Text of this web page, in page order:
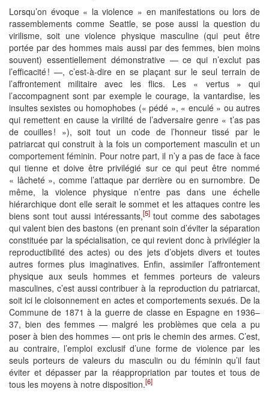
Lorsqu’on évoque « la violence » en manifestations ou lors de
rassemblements comme Seattle, se pose aussi la question du
virilisme, soit une violence physique masculine (qui peut être
portée par des hommes mais aussi par des femmes, bien moins
souvent) essentiellement démonstrative — ce qui n’exclut pas
l’efficacité ! —, c’est-à-dire en se plaçant sur le seul terrain de
l’affrontement militaire avec les flics. Les « vertus » qui
l’accompagnent sont par exemple le courage, la vantardise, les
insultes sexistes ou homophobes (« pédé », « enculé » ou autres
qui remettent en cause la virilité de l’adversaire genre « t’as pas
de couilles ! »), soit tout un code de l’honneur tissé par le
patriarcat qui construit à la fois un comportement masculin et un
comportement féminin. Pour notre part, il n’y a pas de face à face
qui tienne et doive être privilégié sur ce qui peut être nommé
« lâcheté », comme l’attaque par derrière ou en surnombre. De
même, la violence physique n’entre pas dans une échelle
hiérarchique dont elle serait le sommet et les attaques contre les
biens sont tout aussi intéressants,[5]tout comme des sabotages
qui valent bien des bastons (en prenant soin d’éviter la séparation
constituée par la spécialisation, ce qui revient donc à privilégier la
reproductibilité des actes) ou des jets d’objets divers et toutes
autres formes plus imaginatives. Enfin, assimiler l’affrontement
physique aux seuls hommes et femmes porteurs de valeurs
masculines, c’est aussi contribuer à la reproduction du patriarcat,
soit ici le cloisonnement en actes et comportements sexués. De la
Commune de 1871 à la guerre de classe en Espagne en 1936–
37, bien des femmes — malgré les problèmes que cela a pu
poser à bien des hommes — ont pris le chemin des armes. C’est,
au contraire, l’emploi exclusif d’une forme de violence par les
seuls porteurs de valeurs du masculin ou du féminin qu’il faut
éviter et dépasser par la réappropriation par toutes et tous de
tous les moyens à notre disposition.[6]